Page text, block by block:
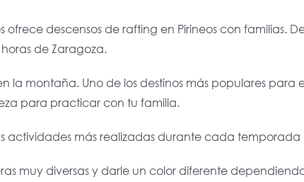
descensos de rafting en Pirineos con familias.
de Zaragoza.
montaña. Uno de los destinos más populares para
para practicar con tu familia.
actividades más realizadas durante cada temporada
muy diversas y darle un color diferente